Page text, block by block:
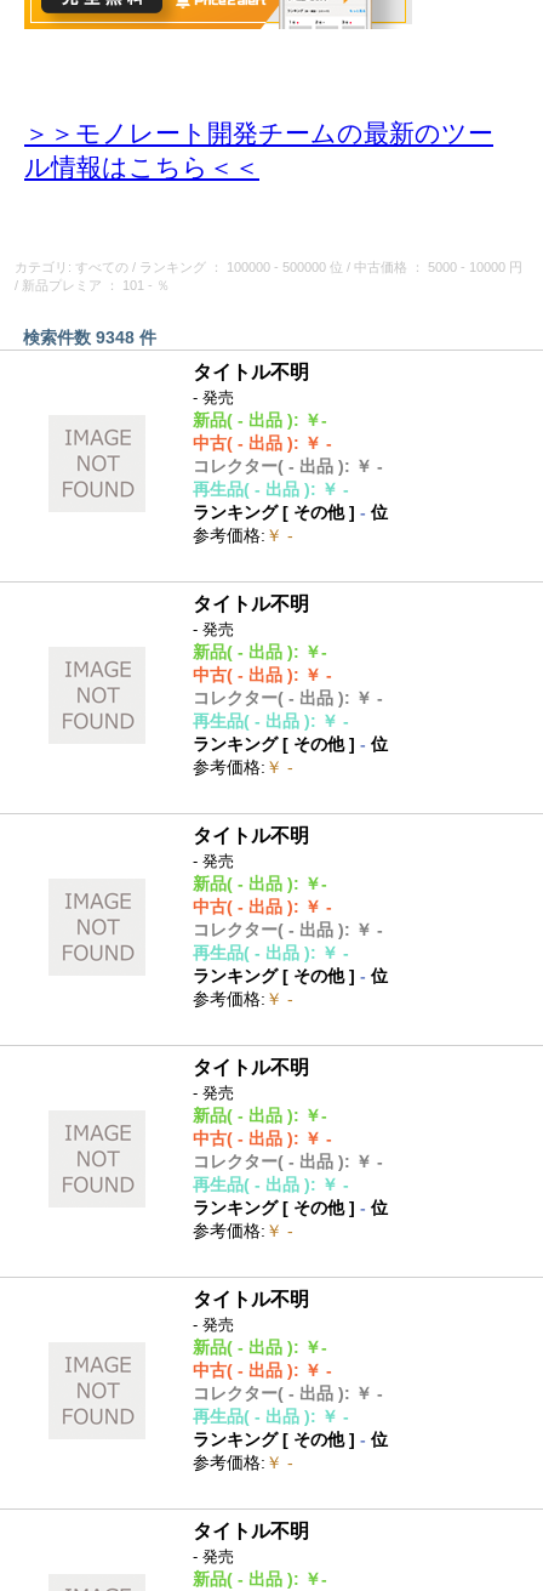
＞＞モノレート開発チームの最新のツー
ル情報はこちら＜＜
カテゴリ: すべての / ランキング ： 100000 - 500000 位 / 中古価格
： 5000 - 10000 円
/ 新品プレミア ： 101 - ％
検索件数 9348 件
タイトル不明
- 発売
新品( - 出品 ): ￥-
中古( - 出品 ): ￥ -
コレクター( - 出品 ): ￥ -
再生品( - 出品 ): ￥ -
ランキング [ その他]- 位
参考価格: ￥ -
タイトル不明
- 発売
新品( - 出品 ): ￥-
中古( - 出品 ): ￥ -
コレクター( - 出品 ): ￥ -
再生品( - 出品 ): ￥ -
ランキング [ その他]- 位
参考価格: ￥ -
タイトル不明
- 発売
新品( - 出品 ): ￥-
中古( - 出品 ): ￥ -
コレクター( - 出品 ): ￥ -
再生品( - 出品 ): ￥ -
ランキング [ その他]- 位
参考価格: ￥ -
タイトル不明
- 発売
新品( - 出品 ): ￥-
中古( - 出品 ): ￥ -
コレクター( - 出品 ): ￥ -
再生品( - 出品 ): ￥ -
ランキング [ その他]- 位
参考価格: ￥ -
タイトル不明
- 発売
新品( - 出品 ): ￥-
中古( - 出品 ): ￥ -
コレクター( - 出品 ): ￥ -
再生品( - 出品 ): ￥ -
ランキング [ その他]- 位
参考価格: ￥ -
タイトル不明
- 発売
新品( - 出品 ): ￥-